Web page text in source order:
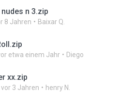
n 3.zip
8 Jahren Baixar Q.
etwa einem Jahr Diego
xx.zip
vor 3 Jahren henry N.